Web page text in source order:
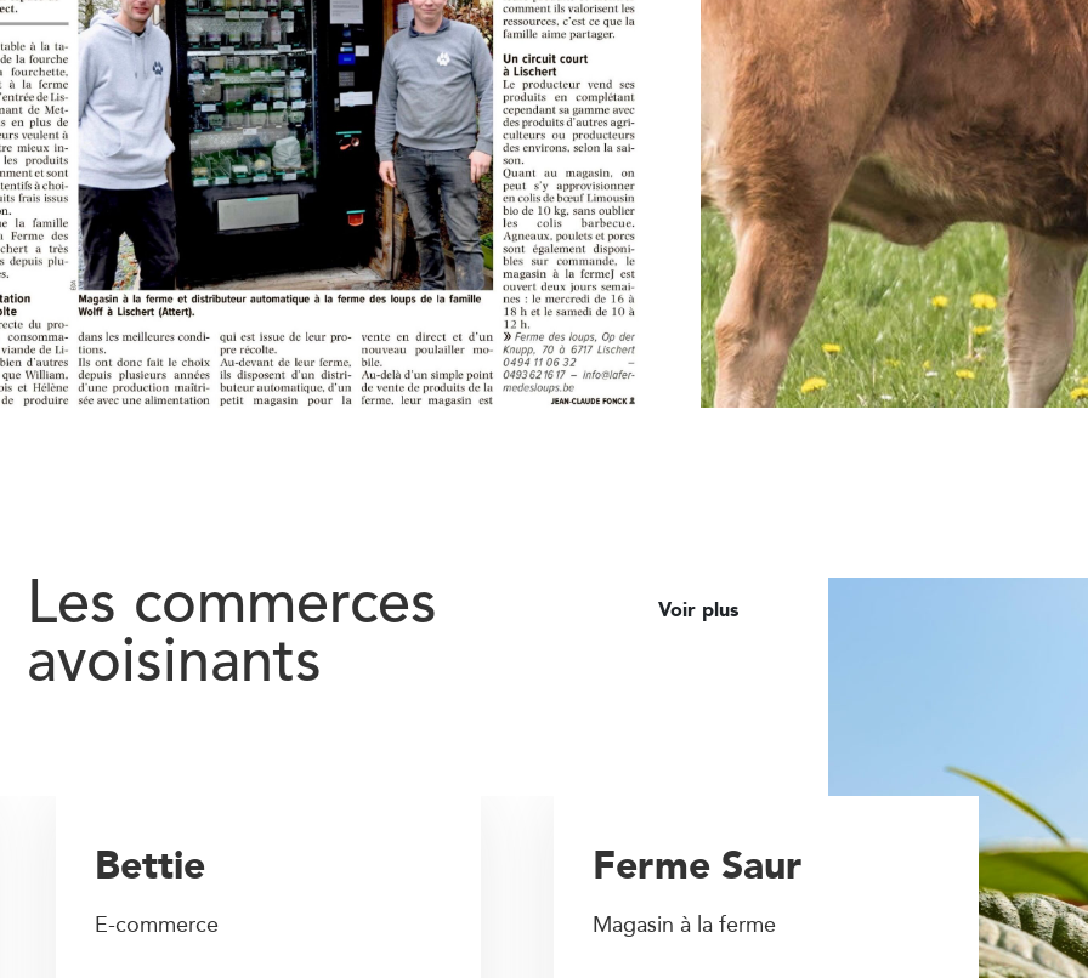
Les commerces
avoisinants
Voir plus
Ferme Saur
Magasin à la ferme
Bettie
E-commerce